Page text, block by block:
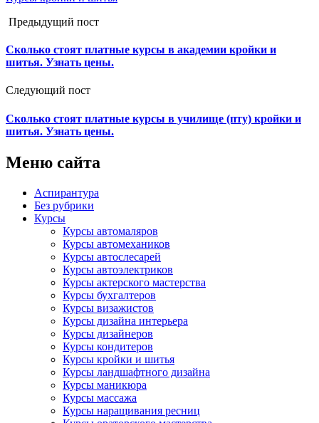
Предыдущий пост
Сколько стоят платные курсы в академии кройки и
шитья. Узнать цены.
Следующий пост
Сколько стоят платные курсы в училище (пту) кройки и
шитья. Узнать цены.
Меню сайта
Аспирантура
Без рубрики
Курсы
Курсы автомаляров
Курсы автомехаников
Курсы автослесарей
Курсы автоэлектриков
Курсы актерского мастерства
Курсы бухгалтеров
Курсы визажистов
Курсы дизайна интерьера
Курсы дизайнеров
Курсы кондитеров
Курсы кройки и шитья
Курсы ландшафтного дизайна
Курсы маникюра
Курсы массажа
Курсы наращивания ресниц